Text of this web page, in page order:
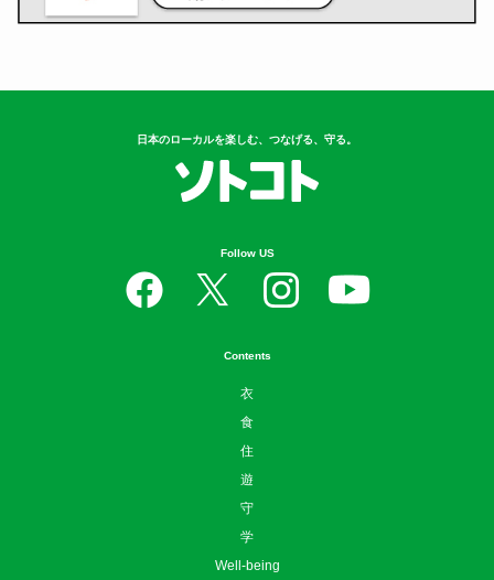
日本のローカルを楽しむ、つなげる、守る。
Follow US
Contents
衣
食
住
遊
守
学
Well-being